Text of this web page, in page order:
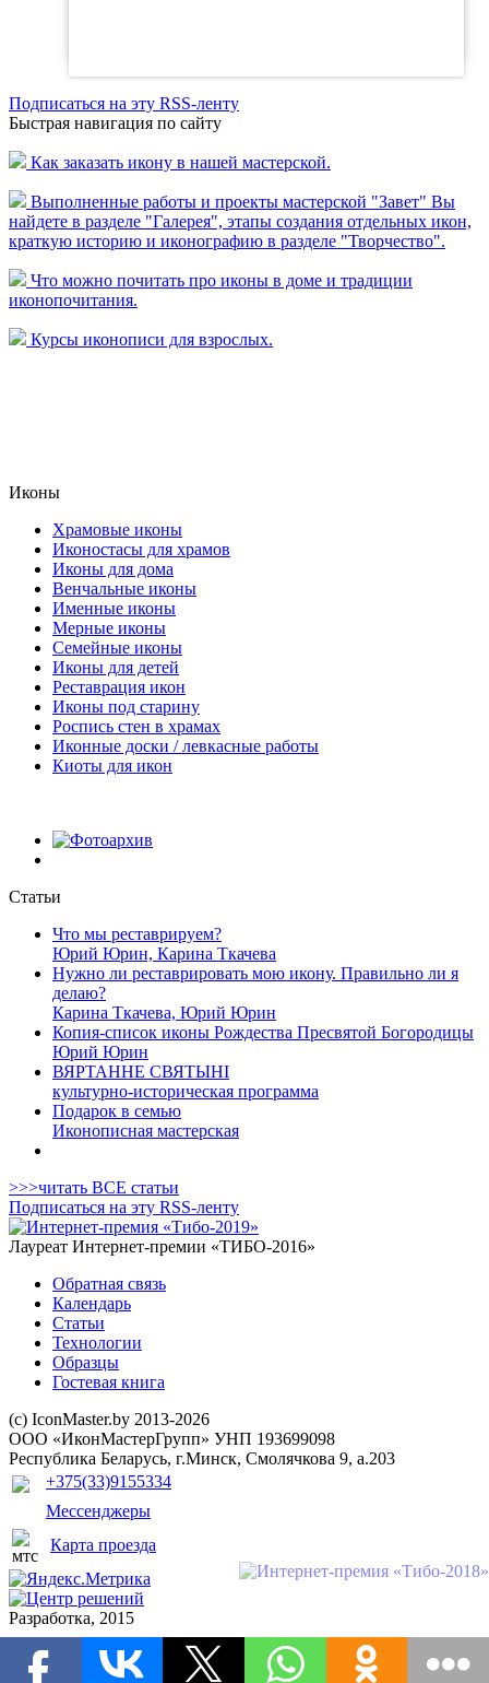
Подписаться на эту RSS-ленту
Быстрая навигация по сайту
Как заказать икону в нашей мастерской.
Выполненные работы и проекты мастерской "Завет" Вы
найдете в разделе "Галерея", этапы создания отдельных икон,
краткую историю и иконографию в разделе "Творчество".
Что можно почитать про иконы в доме и традиции
иконопочитания.
Курсы иконописи для взрослых.
Иконы
Храмовые иконы
Иконостасы для храмов
Иконы для дома
Венчальные иконы
Именные иконы
Мерные иконы
Семейные иконы
Иконы для детей
Реставрация икон
Иконы под старину
Роспись стен в храмах
Иконные доски / левкасные работы
Киоты для икон
Статьи
Что мы реставрируем?
Юрий Юрин, Карина Ткачева
Нужно ли реставрировать мою икону. Правильно ли я
делаю?
Карина Ткачева, Юрий Юрин
Копия-список иконы Рождества Пресвятой Богородицы
Юрий Юрин
ВЯРТАННЕ СВЯТЫНІ
культурно-историческая программа
Подарок в семью
Иконописная мастерская
>>>читать ВСЕ статьи
Подписаться на эту RSS-ленту
Лауреат Интернет-премии «ТИБО-2016»
Обратная связь
Календарь
Статьи
Технологии
Образцы
Гостевая книга
(с) IconMaster.by 2013-2026
ООО «ИконМастерГрупп» УНП 193699098
Республика Беларусь, г.Минск, Смолячкова 9, а.203
+375(33)9155334
Мессенджеры
Карта проезда
Разработка, 2015